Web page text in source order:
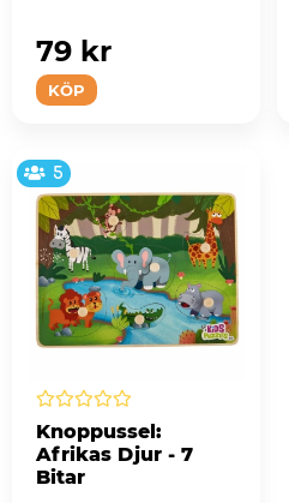
KÖP
79 kr
5
Knoppussel:
Afrikas Djur - 7
Bitar